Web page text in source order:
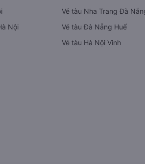
Nội
Vé tàu Nha Trang Đà
Vé tàu Đà Nẵng Huế
Vé tàu Hà Nội Vinh